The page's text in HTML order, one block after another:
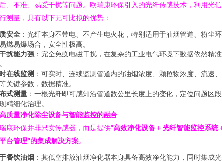
、不准、易受干扰等问题。欧瑞康环保引入的光纤传感技术，利用光
测量，具有以下无可比拟的优势：
安全 ：光纤本身不带电、不产生电火花，特别适用于油烟管道、粉尘
燃易爆场合，安全性极高。
扰能力强 ：完全免疫电磁干扰，在复杂的工业电气环境下数据依然精
在线监测 ：可实时、连续监测管道内的油烟浓度、颗粒物浓度、流速
关键参数，数据精准。
式测量 ：一根光纤即可感知沿管道数公里长度上的变化，定位问题区
精细化治理。
高质量净化除尘设备与智能监控的融合
康环保并非只卖传感器，而是提供“高效净化设备 + 光纤智能监控系统
台管理”的集成解决方案。
餐饮油烟 ：其低空排放油烟净化器本身具备高效净化能力，同时集成